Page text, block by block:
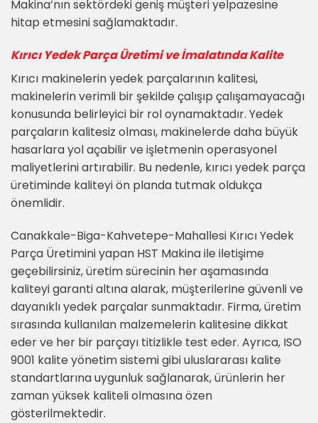
Makina’nın sektördeki geniş müşteri yelpazesine
hitap etmesini sağlamaktadır.
Kırıcı Yedek Parça Üretimi ve İmalatında Kalite
Kırıcı makinelerin yedek parçalarının kalitesi,
makinelerin verimli bir şekilde çalışıp çalışamayacağı
konusunda belirleyici bir rol oynamaktadır. Yedek
parçaların kalitesiz olması, makinelerde daha büyük
hasarlara yol açabilir ve işletmenin operasyonel
maliyetlerini artırabilir. Bu nedenle, kırıcı yedek parça
üretiminde kaliteyi ön planda tutmak oldukça
önemlidir.
Canakkale-Biga-Kahvetepe-Mahallesi Kırıcı Yedek
Parça Üretimini yapan HST Makina ile iletişime
geçebilirsiniz, üretim sürecinin her aşamasında
kaliteyi garanti altına alarak, müşterilerine güvenli ve
dayanıklı yedek parçalar sunmaktadır. Firma, üretim
sırasında kullanılan malzemelerin kalitesine dikkat
eder ve her bir parçayı titizlikle test eder. Ayrıca, ISO
9001 kalite yönetim sistemi gibi uluslararası kalite
standartlarına uygunluk sağlanarak, ürünlerin her
zaman yüksek kaliteli olmasına özen
gösterilmektedir.